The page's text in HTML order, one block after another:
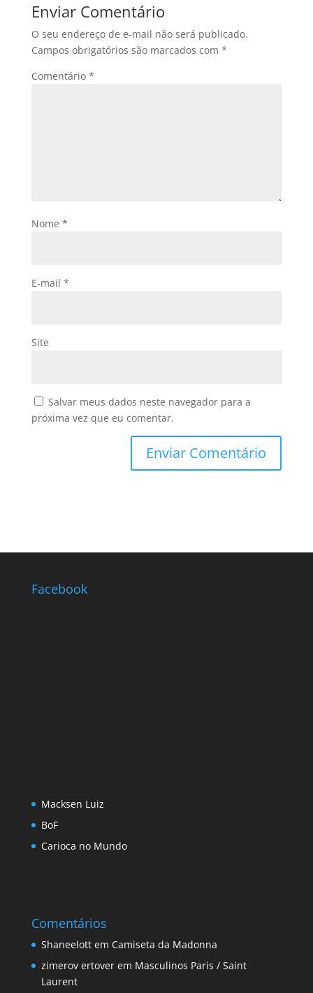
Enviar Comentário
O seu endereço de e-mail não será publicado.
Campos obrigatórios são marcados com *
Comentário *
Nome *
E-mail *
Site
Salvar meus dados neste navegador para a
próxima vez que eu comentar.
Facebook
Macksen Luiz
BoF
Carioca no Mundo
Comentários
Shaneelottem Camiseta da Madonna
zimerov ertoverem Masculinos Paris / Saint
Laurent